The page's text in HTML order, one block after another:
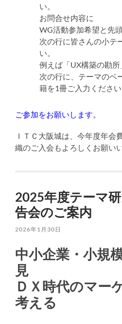
い。
お問合せ内容に
WG活動参加希望と先
次の行に皆さんの小テ
い。
例えば「UX構築の勘所
次の行に、テーマのベ
籍を1冊ご入力ください
ご参加をお願いします。
ＩＴＣ大阪城は、今年度年会
織のご入会もよろしくお願い
2025年度テーマ
告会のご案内
2026年1月30日
中小企業・小規
見
ＤＸ時代のマー
考える